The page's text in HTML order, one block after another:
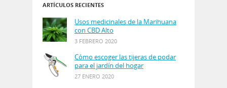
ARTÍCULOS RECIENTES
Usos medicinales de la Marihuana
con CBD Alto
3 FEBRERO 2020
Cómo escoger las tijeras de podar
para el jardín del hogar
27 ENERO 2020